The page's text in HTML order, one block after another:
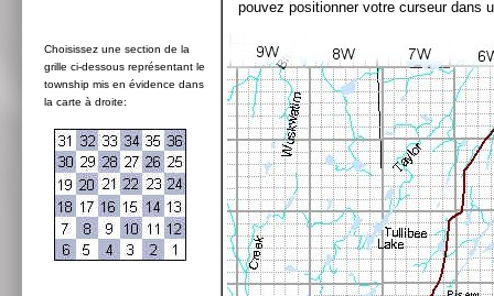
Choisissez une section de la
grille ci-dessous représentant le
township mis en évidence dans
la carte à droite:
pouvez positionner votre curseur dans